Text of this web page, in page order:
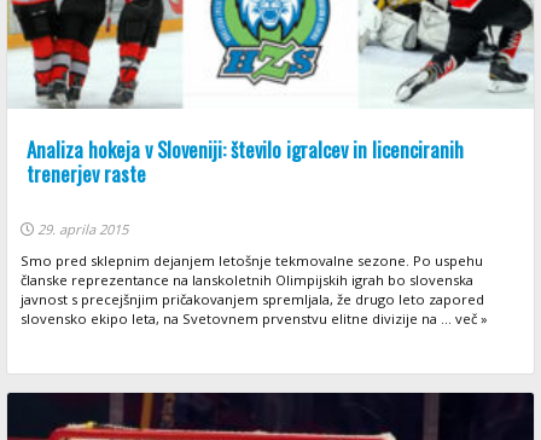
Analiza hokeja v Sloveniji: število igralcev in licenciranih
trenerjev raste
29. aprila 2015
Smo pred sklepnim dejanjem letošnje tekmovalne sezone. Po uspehu
članske reprezentance na lanskoletnih Olimpijskih igrah bo slovenska
javnost s precejšnjim pričakovanjem spremljala, že drugo leto zapored
slovensko ekipo leta, na Svetovnem prvenstvu elitne divizije na ... več »